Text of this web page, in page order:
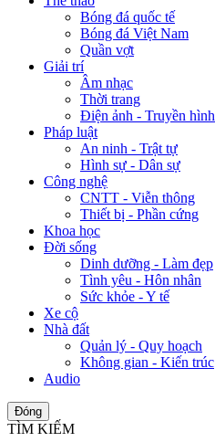
Bóng đá quốc tế
Bóng đá Việt Nam
Quần vợt
Giải trí
Âm nhạc
Thời trang
Điện ảnh - Truyền hình
Pháp luật
An ninh - Trật tự
Hình sự - Dân sự
Công nghệ
CNTT - Viễn thông
Thiết bị - Phần cứng
Khoa học
Đời sống
Dinh dưỡng - Làm đẹp
Tình yêu - Hôn nhân
Sức khỏe - Y tế
Xe cộ
Nhà đất
Quản lý - Quy hoạch
Không gian - Kiến trúc
Audio
Đóng
TÌM KIẾM